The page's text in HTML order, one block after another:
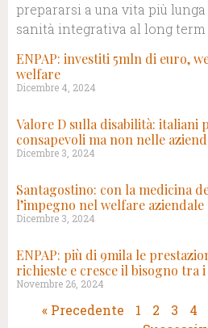
prepararsi a una vita più lunga
sanità integrativa al long term
ENPAP: investiti 5mln di euro,
welfare
Dicembre 4, 2024
Valore D sulla disabilità: italiani
consapevoli ma non nelle
Dicembre 3, 2024
Santagostino: con la medicina
l’impegno nel welfare aziendale
Dicembre 3, 2024
ENPAP: più di 9mila le
richieste e cresce il bisogno tra
Novembre 26, 2024
« Precedente 1 2 3 4